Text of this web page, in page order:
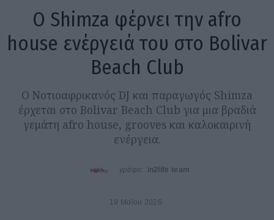
Ο Shimza φέρνει την afro
house ενέργειά του στο Bolivar
Beach Club
Ο Νοτιοαφρικανός DJ και παραγωγός Shimza
έρχεται στο Bolivar Beach Club για μια βραδιά
γεμάτη afro house, grooves και καλοκαιρινή
ενέργεια.
γράφει: in2life team
19 Μαΐου 2026